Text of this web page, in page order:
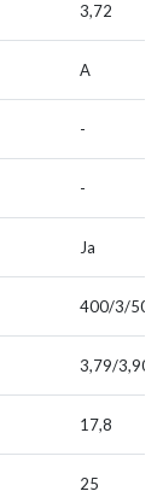
3,72
A
-
-
Ja
400/3/50
3,79/3,90
17,8
25